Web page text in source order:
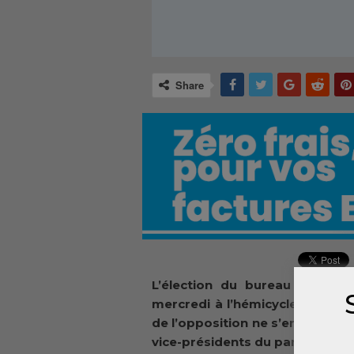
Share
L’élection du bureau
mercredi à l’hémicycle. Et
de l’opposition ne
vice-présidents du parlement.